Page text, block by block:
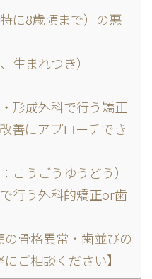
に8歳頃まで）の悪
生まれつき）
形成外科で行う矯正
善にアプローチでき
うごうゆうどう）
行う外科的矯正or歯
の骨格異常・歯並びの
ご相談ください】